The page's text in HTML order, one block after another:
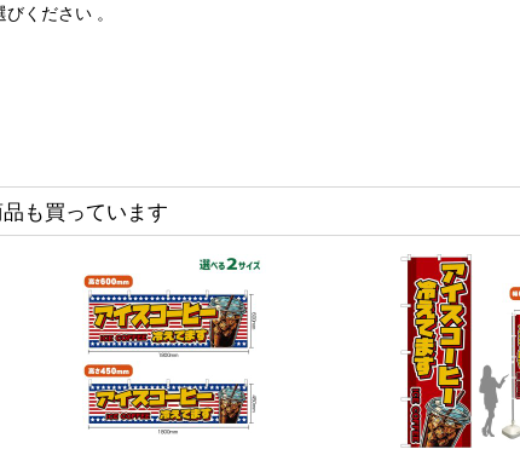
をお選びください 。
も買っています